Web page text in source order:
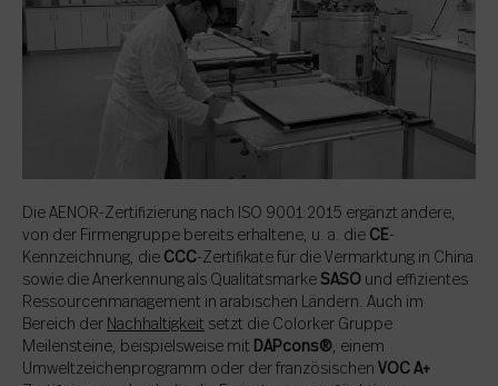
Die AENOR-Zertifizierung nach ISO 9001:2015 ergänzt andere,
von der Firmengruppe bereits erhaltene, u. a. die CE-
Kennzeichnung, die CCC-Zertifikate für die Vermarktung in China
sowie die Anerkennung als Qualitätsmarke SASO und effizientes
Ressourcenmanagement in arabischen Ländern. Auch im
Bereich der Nachhaltigkeit setzt die Colorker Gruppe
Meilensteine, beispielsweise mit DAPcons®, einem
Umweltzeichenprogramm oder der französischen VOC A+